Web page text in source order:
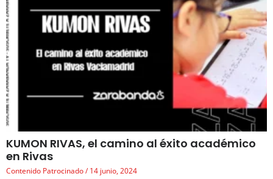
KUMON RIVAS, el camino al éxito académico
en Rivas
Contenido Patrocinado 14 junio, 2024